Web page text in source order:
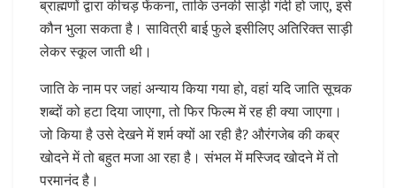
ब्राह्मणों द्वारा कीचड़ फेंकना, ताकि उनकी साड़ी गंदी हो जाए, इसे
कौन भुला सकता है। सावित्री बाई फुले इसीलिए अतिरिक्त साड़ी
लेकर स्कूल जाती थी।
जाति के नाम पर जहां अन्याय किया गया हो, वहां यदि जाति सूचक
शब्दों को हटा दिया जाएगा, तो फिर फिल्म में रह ही क्या जाएगा।
जो किया है उसे देखने में शर्म क्यों आ रही है? औरंगजेब की कब्र
खोदने में तो बहुत मजा आ रहा है। संभल में मस्जिद खोदने में तो
परमानंद है।